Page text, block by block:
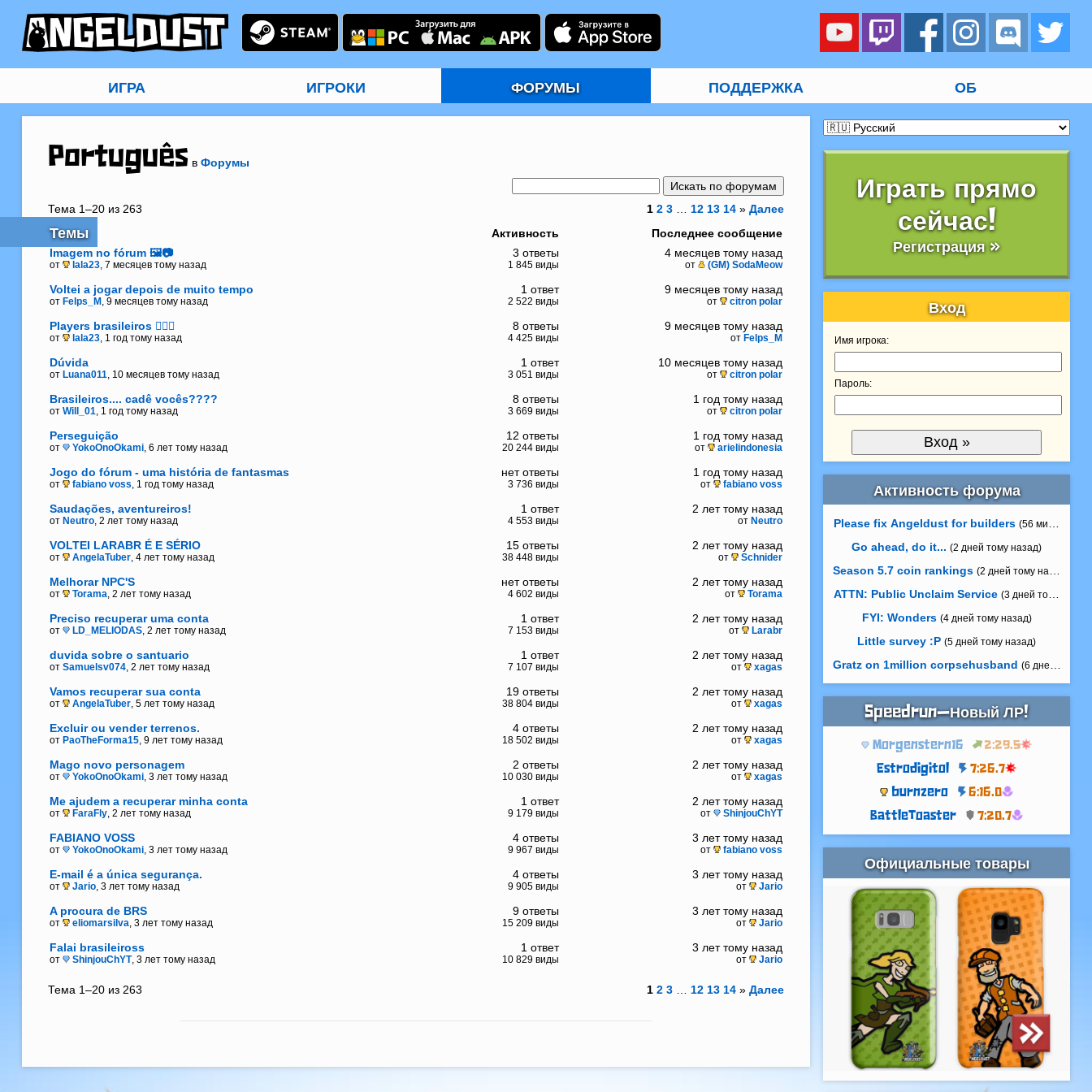
ИГРА ИГРОКИ ФОРУМЫ ПОДДЕРЖКА ОБ
Português в Форумы
Тема 1–20 из 263 1 2 3 12 13 14 »Далее
Темы Активность
Последнее сообщение
Imagem no fórum 🖼️📷
от lala23, 7 месяцев тому назад
3 ответы
1 845 виды
4 месяцев тому назад
от (GM) SodaMeow
Voltei a jogar depois de muito tempo
от Felps_M , 9 месяцев тому назад
1 ответ
2 522 виды
9 месяцев тому назад
от citron polar
Players brasileiros 🧙‍♀️✨
от lala23, 1 год тому назад
8 ответы
4 425 виды
9 месяцев тому назад
от Felps_M
Dúvida
от Luana011, 10 месяцев тому назад
1 ответ
3 051 виды
10 месяцев тому назад
от citron polar
Brasileiros.... cadê vocês????
от Will_01, 1 год тому назад
8 ответы
3 669 виды
1 год тому назад
от citron polar
Perseguição
от YokoOnoOkami, 6 лет тому назад
12 ответы
20 244 виды
1 год тому назад
от arielindonesia
Jogo do fórum - uma história de fantasmas
от fabiano voss, 1 год тому назад
нет ответы
3 736 виды
1 год тому назад
от fabiano voss
Saudações, aventureiros!
от Neutro, 2 лет тому назад
1 ответ
4 553 виды
2 лет тому назад
от Neutro
VOLTEI LARABR É E SÉRIO
от AngelaTuber, 4 лет тому назад
15 ответы
38 448 виды
2 лет тому назад
от Schnider
Melhorar NPC'S
от Torama, 2 лет тому назад
нет ответы
4 602 виды
2 лет тому назад
от Torama
Preciso recuperar uma conta
от LD_MELIODAS, 2 лет тому назад
1 ответ
7 153 виды
2 лет тому назад
от Larabr
duvida sobre o santuario
от Samuelsv074, 2 лет тому назад
1 ответ
7 107 виды
2 лет тому назад
от xagas
Vamos recuperar sua conta
от AngelaTuber, 5 лет тому назад
19 ответы
38 804 виды
2 лет тому назад
от xagas
Excluir ou vender terrenos.
от PaoTheForma15, 9 лет тому назад
4 ответы
18 502 виды
2 лет тому назад
от xagas
Mago novo personagem
от YokoOnoOkami, 3 лет тому назад
2 ответы
10 030 виды
2 лет тому назад
от xagas
Me ajudem a recuperar minha conta
от FaraFly, 2 лет тому назад
1 ответ
9 179 виды
2 лет тому назад
от ShinjouChYT
FABIANO VOSS
от YokoOnoOkami, 3 лет тому назад
4 ответы
9 967 виды
3 лет тому назад
от fabiano voss
E-mail é a única segurança.
от Jario, 3 лет тому назад
4 ответы
9 905 виды
3 лет тому назад
от Jario
A procura de BRS
от eliomarsilva, 3 лет тому назад
9 ответы
15 209 виды
3 лет тому назад
от Jario
Falai brasileiross
от ShinjouChYT, 3 лет тому назад
1 ответ
10 829 виды
3 лет тому назад
от Jario
Тема 1–20 из 263 1 2 3 12 13 14 »Далее
Играть прямо
сейчас!
Регистрация »
Вход
Имя игрока:
Пароль:
Активность форума
Please fix Angeldust for builders (56 минут тому
Go ahead, do it... (2 дней тому назад)
Season 5.7 coin rankings (2 дней тому назад)
ATTN: Public Unclaim Service (3 дней тому
FYI: Wonders (4 дней тому назад)
Little survey :P (5 дней тому назад)
Gratz on 1million corpsehusband (6 дней тому
Speedrun—Новый ЛР!
Morgenstern16
2:29.5
Estrodigitol
7:26.7
burnzero
6:16.0
BattleToaster
7:20.7
Официальные товары